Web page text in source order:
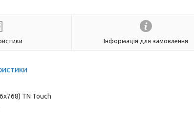
Інформація для замовлення
TN Touch